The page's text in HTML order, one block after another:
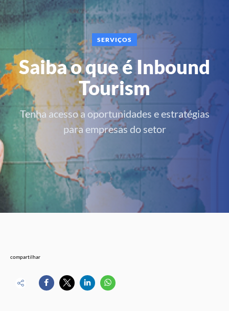
SERVIÇOS
Saiba o que é Inbound
Tourism
Tenha acesso a oportunidades e estratégias
para empresas do setor
compartilhar